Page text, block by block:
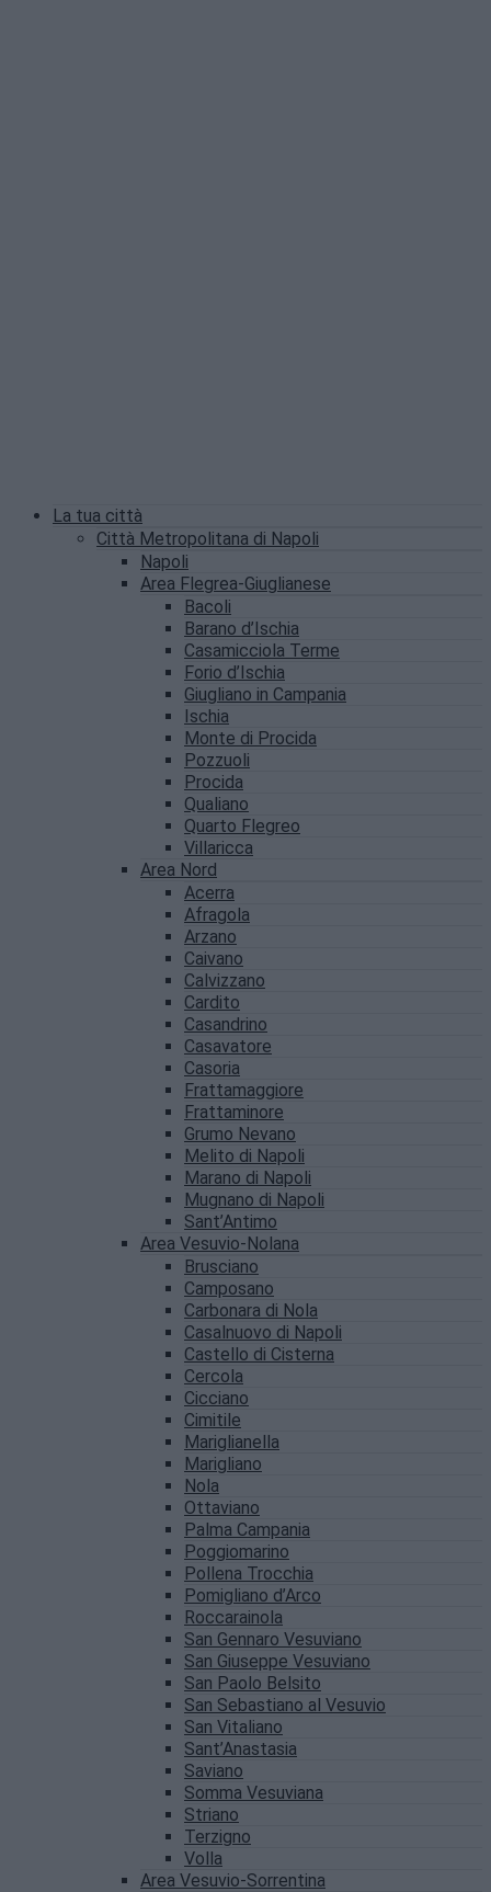
La tua città
Città Metropolitana di Napoli
Napoli
Area Flegrea-Giuglianese
Bacoli
Barano d’Ischia
Casamicciola Terme
Forio d’Ischia
Giugliano in Campania
Ischia
Monte di Procida
Pozzuoli
Procida
Qualiano
Quarto Flegreo
Villaricca
Area Nord
Acerra
Afragola
Arzano
Caivano
Calvizzano
Cardito
Casandrino
Casavatore
Casoria
Frattamaggiore
Frattaminore
Grumo Nevano
Melito di Napoli
Marano di Napoli
Mugnano di Napoli
Sant’Antimo
Area Vesuvio-Nolana
Brusciano
Camposano
Carbonara di Nola
Casalnuovo di Napoli
Castello di Cisterna
Cercola
Cicciano
Cimitile
Mariglianella
Marigliano
Nola
Ottaviano
Palma Campania
Poggiomarino
Pollena Trocchia
Pomigliano d’Arco
Roccarainola
San Gennaro Vesuviano
San Giuseppe Vesuviano
San Paolo Belsito
San Sebastiano al Vesuvio
San Vitaliano
Sant’Anastasia
Saviano
Somma Vesuviana
Striano
Terzigno
Volla
Area Vesuvio-Sorrentina